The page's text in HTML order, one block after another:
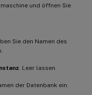
und öffnen Sie
Sie den Namen des
. Leer lassen.
der Datenbank ein.